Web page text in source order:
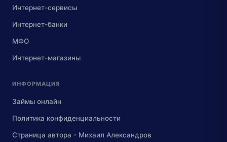
Интернет-сервисы
Интернет-банки
МФО
Интернет-магазины
ИНФОРМАЦИЯ
Займы онлайн
Политика конфиденциальности
Страница автора - Михаил Александров